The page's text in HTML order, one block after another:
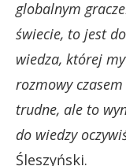
globalnym
świecie, to jest
wiedza, której
rozmowy
trudne, ale to
do wiedzy
Śleszyński.